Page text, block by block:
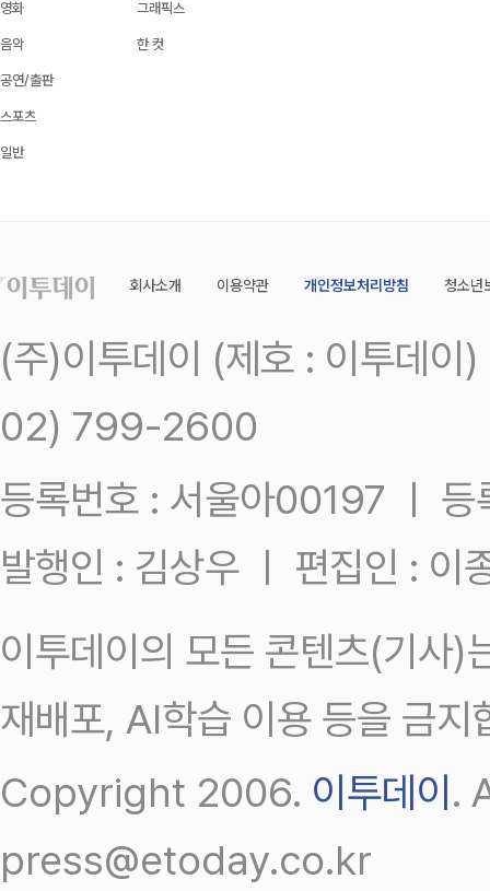
영화
음악
공연/출판
스포츠
일반
그래픽스
한 컷
회사소개 이용약관 개인정보처리방침 청소년
(주)이투데이 (제호 : 이투데
02) 799-2600
등록번호 : 서울아00197 ㅣ
발행인 : 김상우 ㅣ 편집인 : 이
이투데이의 모든 콘텐츠(기사)
재배포, AI학습 이용 등을 금지
Copyright 2006. 이투데이 .
press@etoday.co.kr